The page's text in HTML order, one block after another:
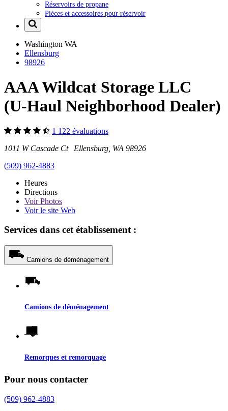
Réservoirs de propane
Pièces et accessoires pour réservoir
Washington WA
Ellensburg
98926
AAA Wildcat Storage LLC
(U-Haul Neighborhood Dealer)
1 122 évaluations
1011 W Cascade Ct Ellensburg, WA 98926
(509) 962-4883
Heures
Directions
VoirPhotos
Voir le site Web
Services dans cet établissement :
Camions de déménagement
Camions de déménagement
Remorques et remorquage
Pour nous contacter
(509) 962-4883